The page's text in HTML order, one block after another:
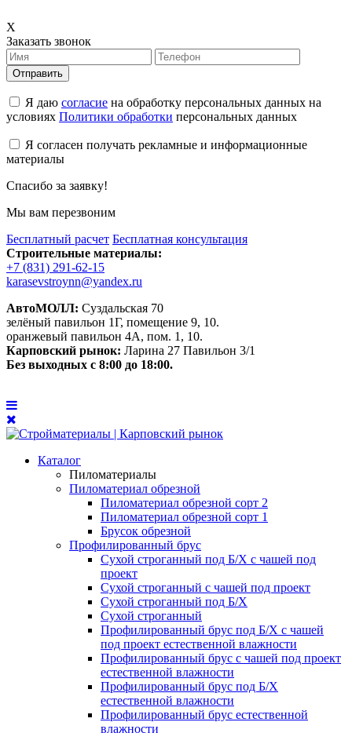
X
Заказать звонок
Отправить
Я даю согласие на обработку персональных данных на
условиях Политики обработки персональных данных
Я согласен получать рекламные и информационные
материалы
Спасибо за заявку!
Мы вам перезвоним
Бесплатный расчет Бесплатная консультация
Строительные материалы:
+7 (831) 291-62-15
karasevstroynn@yandex.ru
АвтоМОЛЛ: Суздальская 70
зелёный павильон 1Г, помещение 9, 10.
оранжевый павильон 4А, пом. 1, 10.
Карповский рынок: Ларина 27 Павильон 3/1
Без выходных с 8:00 до 18:00.
Каталог
Пиломатериалы
Пиломатериал обрезной
Пиломатериал обрезной сорт 2
Пиломатериал обрезной сорт 1
Брусок обрезной
Профилированный брус
Сухой строганный под Б/Х с чашей под
проект
Сухой строганный с чашей под проект
Сухой строганный под Б/Х
Сухой строганный
Профилированный брус под Б/Х с чашей
под проект естественной влажности
Профилированный брус с чашей под проект
естественной влажности
Профилированный брус под Б/Х
естественной влажности
Профилированный брус естественной
влажности